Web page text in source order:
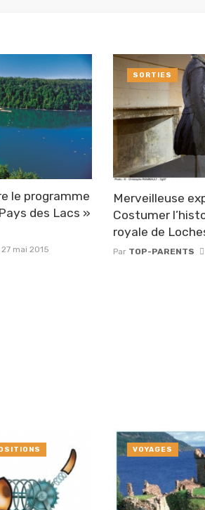
le programme
des Lacs »
27 mai 2015
Merveilleuse
Costumer
royale de
Par TOP-PARENTS
SORTIES
VOYAGES